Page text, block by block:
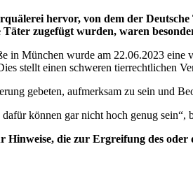
hervor, von dem der
zugefügt wurden, waren
in München wurde am 22.06.2023
stellt einen schweren tierrechtlichen
gebeten, aufmerksam zu sein und
können gar nicht hoch genug
die zur Ergreifung des